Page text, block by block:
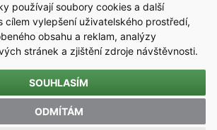
používají soubory cookies a další
cílem vylepšení uživatelského prostředí,
obsahu a reklam, analýzy
stránek a zjištění zdroje návštěvnosti.
SOUHLASÍM
ODMÍTÁM